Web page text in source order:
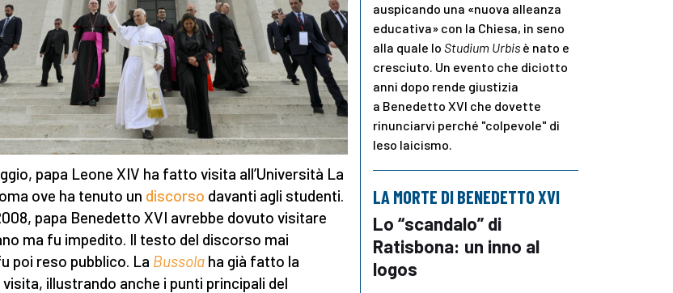
papa Leone XIV ha fatto visita all’Università La
ove ha tenuto un discorso davanti agli studenti.
papa Benedetto XVI avrebbe dovuto visitare
ma fu impedito. Il testo del discorso mai
poi reso pubblico. La Bussola ha già fatto la
illustrando anche i punti principali del
auspicando una «nuova alleanza
educativa» con la Chiesa, in seno
alla quale lo Studium Urbis è nato e
cresciuto. Un evento che diciotto
anni dopo rende giustizia
a Benedetto XVI che dovette
rinunciarvi perché "colpevole" di
leso laicismo.
LA MORTE DI BENEDETTO XVI
Lo “scandalo” di
Ratisbona: un inno al
logos